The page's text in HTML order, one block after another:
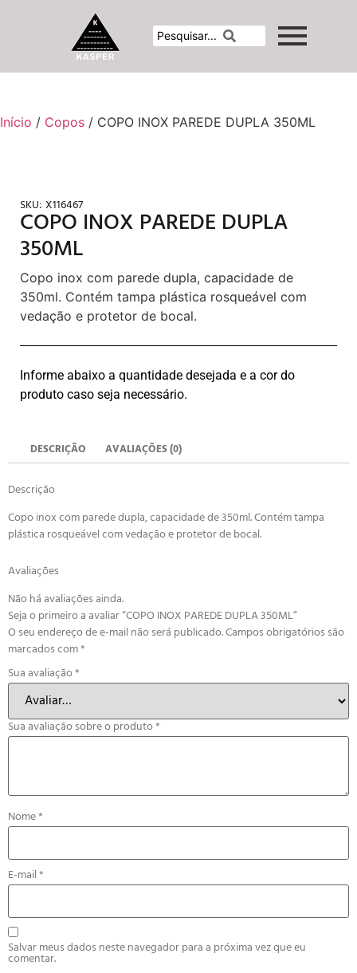
Início / Copos / COPO INOX PAREDE DUPLA 350ML
SKU: X116467
COPO INOX PAREDE DUPLA
350ML
Copo inox com parede dupla, capacidade de
350ml. Contém tampa plástica rosqueável com
vedação e protetor de bocal.
Informe abaixo a quantidade desejada e a cor do
produto caso seja necessário.
DESCRIÇÃO AVALIAÇÕES (0)
Descrição
Copo inox com parede dupla, capacidade de 350ml. Contém tampa
plástica rosqueável com vedação e protetor de bocal.
Avaliações
Não há avaliações ainda.
Seja o primeiro a avaliar “COPO INOX PAREDE DUPLA 350ML”
O seu endereço de e-mail não será publicado.Campos obrigatórios são
marcados com*
Sua avaliação*
Sua avaliação sobre o produto*
Nome*
E-mail*
Salvar meus dados neste navegador para a próxima vez que eu
comentar.